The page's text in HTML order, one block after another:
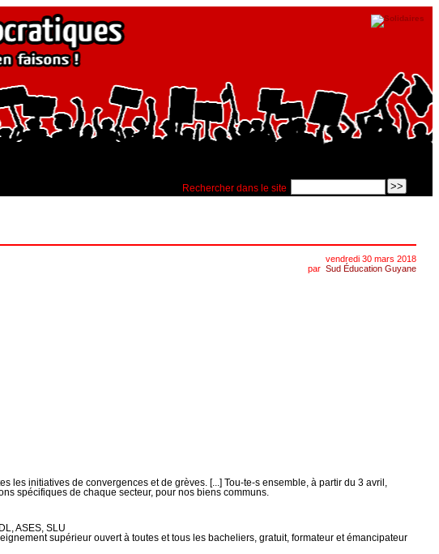
Rechercher dans le site
vendredi 30 mars 2018
par Sud Éducation Guyane
initiatives de convergences et de grèves. [...] Tou-te-s ensemble, à partir du 3 avril,
spécifiques de chaque secteur, pour nos biens communs.
ASES, SLU
supérieur ouvert à toutes et tous les bacheliers, gratuit, formateur et émancipateur